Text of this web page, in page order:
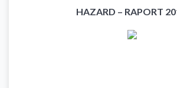
HAZARD – RAPORT